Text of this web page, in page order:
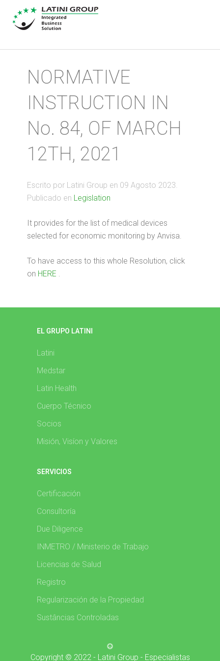
NORMATIVE
INSTRUCTION IN
No. 84, OF MARCH
12TH, 2021
Escrito por Latini Group en 09 Agosto 2023.
Publicado en Legislation
It provides for the list of medical devices
selected for economic monitoring by Anvisa.
To have access to this whole Resolution, click
on HERE .
EL GRUPO LATINI
Latini
Medstar
Latin Health
Cuerpo Técnico
Socios
Misión, Visíon y Valores
SERVICIOS
Certificación
Consultoría
Due Diligence
INMETRO / Ministerio de Trabajo
Licencias de Salud
Registro
Regularización de la Propiedad
Sustâncias Controladas
Copyright © 2022 - Latini Group - Especialistas